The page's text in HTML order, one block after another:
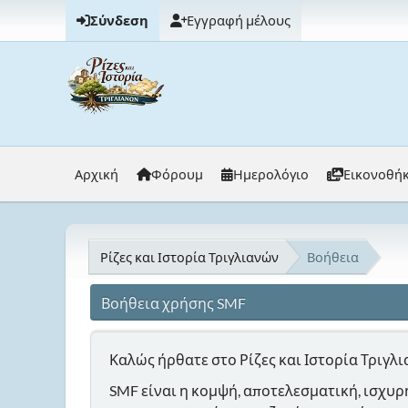
Σύνδεση Εγγραφή μέλους
Αρχική Φόρουμ Ημερολόγιο
Ρίζες και Ιστορία Τριγλιανών Βοήθεια
Βοήθεια χρήσης SMF
Καλώς ήρθατε στο Ρίζες και Ιστορία
SMF είναι η κομψή, αποτελεσματική,